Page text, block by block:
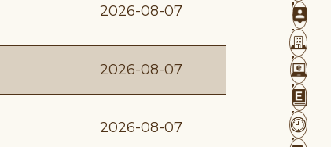
2026-08-07
2026-08-07
2026-08-07